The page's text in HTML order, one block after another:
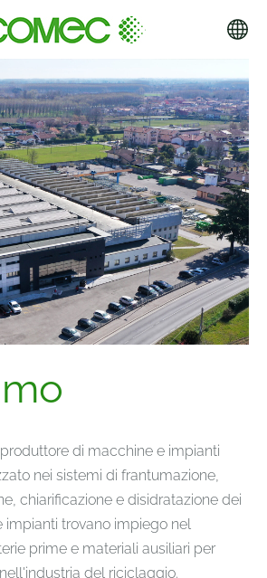
di macchine e impianti
nei sistemi di frantumazione,
chiarificazione e disidratazione dei
impianti trovano impiego nel
prime e materiali ausiliari per
del riciclaggio.